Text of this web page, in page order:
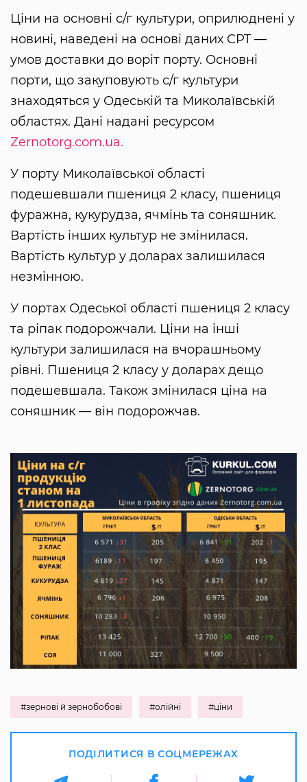
Ціни на основні с/г культури, оприлюднені у
новині, наведені на основі даних CPT —
умов доставки до воріт порту. Основні
порти, що закуповують с/г культури
знаходяться у Одеській та Миколаївській
областях. Дані надані ресурсом
Zernotorg.com.ua.
У порту Миколаївської області
подешевшали пшениця 2 класу, пшениця
фуражна, кукурудза, ячмінь та соняшник.
Вартість інших культур не змінилася.
Вартість культур у доларах залишилася
незмінною.
У портах Одеської області пшениця 2 класу
та ріпак подорожчали. Ціни на інші
культури залишилася на вчорашньому
рівні. Пшениця 2 класу у доларах дещо
подешевшала. Також змінилася ціна на
соняшник — він подорожчав.
#зернові й зернобобові #олійні #ціни
ПОДІЛИТИСЯ В СОЦМЕРЕЖАХ